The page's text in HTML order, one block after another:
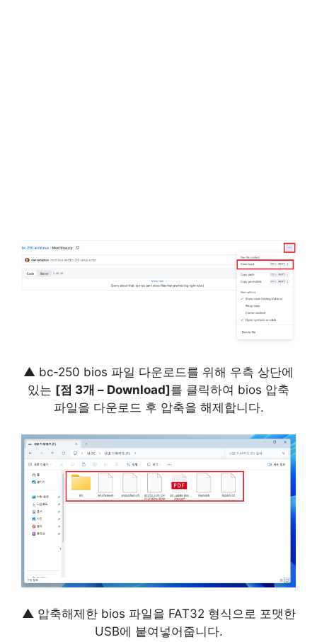
▲ bc-250 bios 파일 다운로드를 위해 우측 상단에
있는 [점 3개 – Download]를 클릭하여 bios 압축
파일을 다운로드 후 압축을 해제합니다.
▲ 압축해제한 bios 파일을 FAT32 형식으로 포맷한
USB에 붙여넣어줍니다.